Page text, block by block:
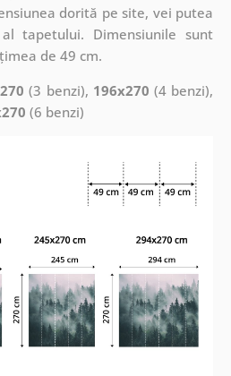
dorită pe site, vei putea
tapetului. Dimensiunile sunt
de 49 cm.
(3 benzi), 196x270 (4 benzi),
(6 benzi)